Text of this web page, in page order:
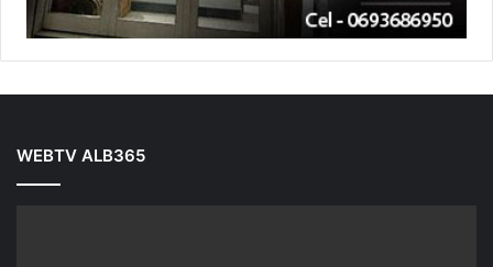
WEBTV ALB365